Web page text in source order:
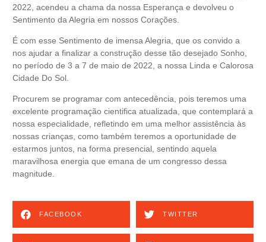
2022, acendeu a chama da nossa Esperança e devolveu o
Sentimento da Alegria em nossos Corações.
É com esse Sentimento de imensa Alegria, que os convido a
nos ajudar a finalizar a construção desse tão desejado Sonho,
no período de 3 a 7 de maio de 2022, a nossa Linda e Calorosa
Cidade Do Sol.
Procurem se programar com antecedência, pois teremos uma
excelente programação cientifica atualizada, que contemplará a
nossa especialidade, refletindo em uma melhor assistência às
nossas crianças, como também teremos a oportunidade de
estarmos juntos, na forma presencial, sentindo aquela
maravilhosa energia que emana de um congresso dessa
magnitude.
FACEBOOK TWITTER